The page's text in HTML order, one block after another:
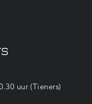
uur (Tieners)